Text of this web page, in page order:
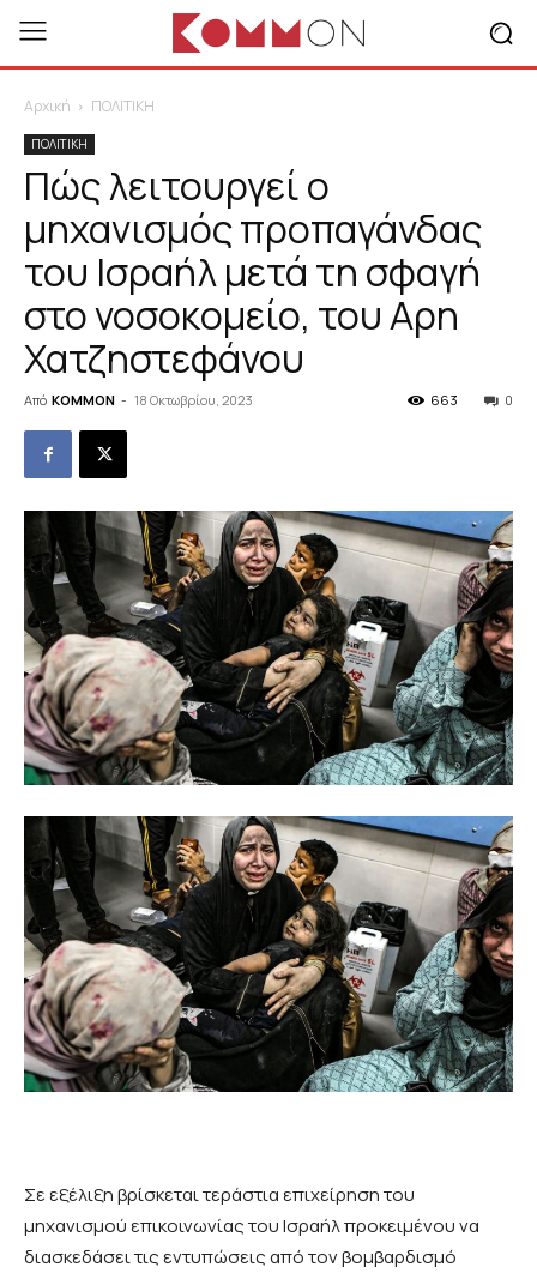
Αρχική ΠΟΛΙΤΙΚΗ
ΠΟΛΙΤΙΚΗ
Πώς λειτουργεί ο
μηχανισμός προπαγάνδας
του Ισραήλ μετά τη σφαγή
στο νοσοκομείο, του Αρη
Χατζηστεφάνου
Από KOMMON - 18 Οκτωβρίου, 2023 0
663
Σε εξέλιξη βρίσκεται τεράστια επιχείρηση του
μηχανισμού επικοινωνίας του Ισραήλ προκειμένου να
διασκεδάσει τις εντυπώσεις από τον βομβαρδισμό